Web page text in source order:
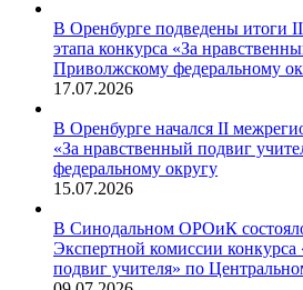
В Оренбурге подведены итоги
этапа конкурса «За
Приволжскому федеральному
17.07.2026
В Оренбурге начался II
«За нравственный подвиг
федеральному округу
15.07.2026
В Синодальном ОРОиК
Экспертной комиссии конкурса
подвиг учителя» по